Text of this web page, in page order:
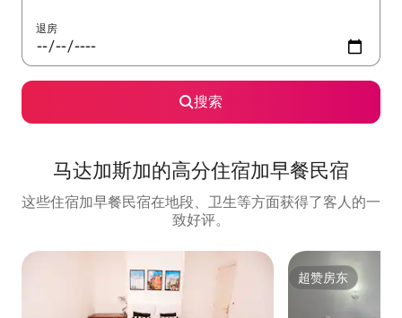
退房
搜索
马达加斯加的高分住宿加早餐民宿
这些住宿加早餐民宿在地段、卫生等方面获得了客人的一
致好评。
超赞房东
超赞房东